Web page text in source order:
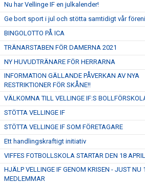
Nu har Vellinge IF en julkalender!
Ge bort sport i jul och stötta samtidigt vår
BINGOLOTTO PÅ ICA
TRÄNARSTABEN FÖR DAMERNA 2021
NY HUVUDTRÄNARE FÖR HERRARNA
INFORMATION GÄLLANDE PÅVERKAN AV NYA
RESTRIKTIONER FÖR SKÅNE!!
VÄLKOMNA TILL VELLINGE IF:S
STÖTTA VELLINGE IF
STÖTTA VELLINGE IF SOM FÖRETAGARE
Ett handlingskraftigt initiativ
VIFFES FOTBOLLSKOLA STARTAR DEN 18 APRIL
HJÄLP VELLINGE IF GENOM KRISEN - JUST NU
MEDLEMMAR